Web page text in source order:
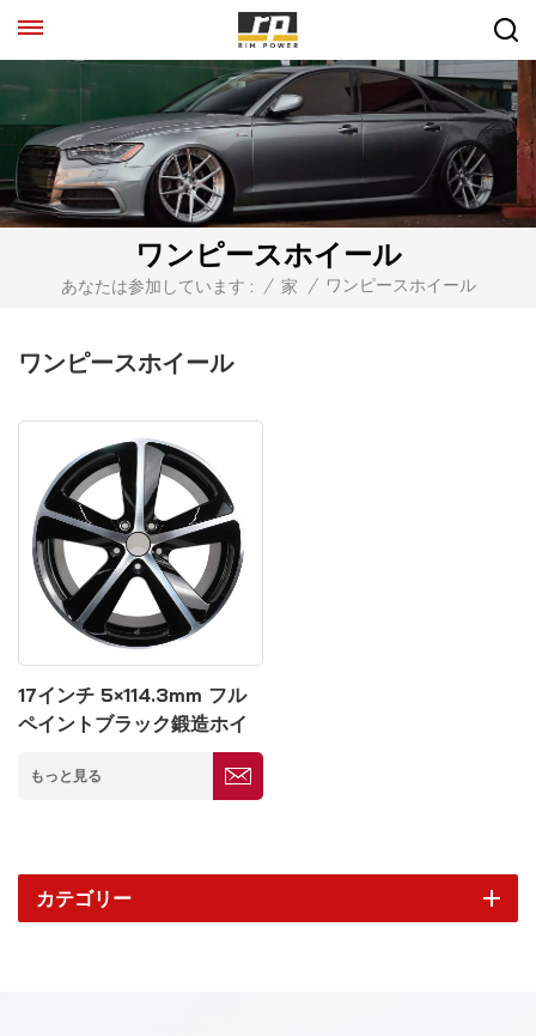
ワンピースホイール
あなたは参加しています : / 家 / ワンピースホイール
ワンピースホイール
17インチ 5×114.3mm フル
ペイントブラック鍛造ホイ
もっと見る
カテゴリー